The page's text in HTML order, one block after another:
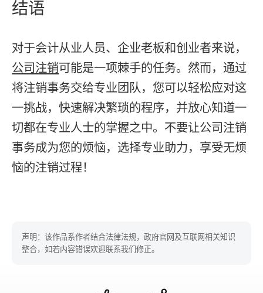
结语
对于会计从业人员、企业老板和创业者来说，
公司注销可能是一项棘手的任务。然而，通过
将注销事务交给专业团队，您可以轻松应对这
一挑战，快速解决繁琐的程序，并放心知道一
切都在专业人士的掌握之中。不要让公司注销
事务成为您的烦恼，选择专业助力，享受无烦
恼的注销过程！
声明：该作品系作者结合法律法规，政府官网及互联网相关知识
整合，如若内容错误欢迎联系我们修正。